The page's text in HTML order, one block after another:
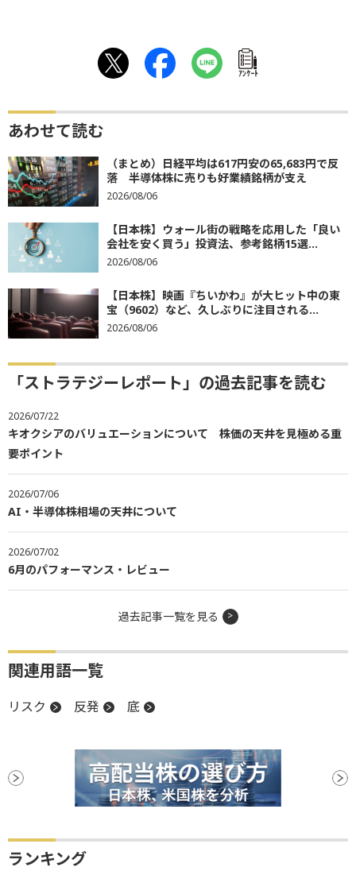
ｱﾝｹｰﾄ
あわせて読む
（まとめ）日経平均は617円安の65,683円で反
落 半導体株に売りも好業績銘柄が支え
2026/08/06
【日本株】ウォール街の戦略を応用した「良い
会社を安く買う」投資法、参考銘柄15選...
2026/08/06
【日本株】映画『ちいかわ』が大ヒット中の東
宝（9602）など、久しぶりに注目される...
2026/08/06
「ストラテジーレポート」の過去記事を読む
2026/07/22
キオクシアのバリュエーションについて 株価の天井を見極める重
要ポイント
2026/07/06
AI・半導体株相場の天井について
2026/07/02
6月のパフォーマンス・レビュー
過去記事一覧を見る
関連用語一覧
リスク 反発 底
ランキング